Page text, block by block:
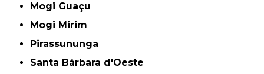
Mogi Guaçu
Mogi Mirim
Pirassununga
Santa Bárbara d'Oeste